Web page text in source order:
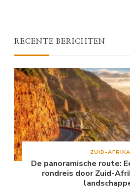
RECENTE BERICHTEN
ZUID-AFRIKA
De panoramische route:
rondreis door Zuid-